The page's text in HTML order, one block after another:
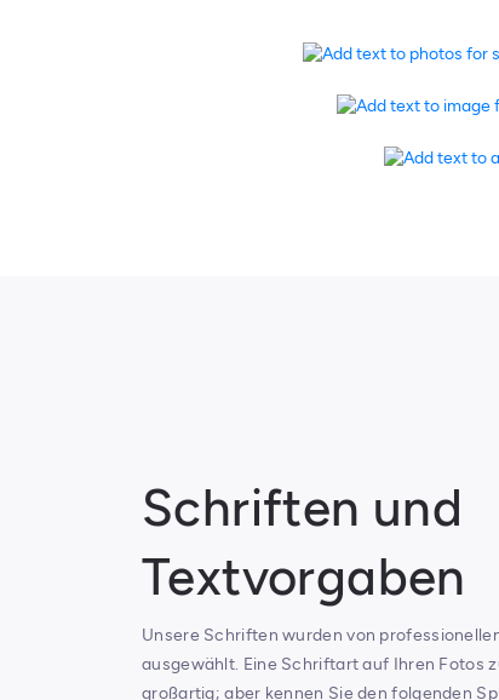
Schriften und
Textvorgaben
Unsere Schriften wurden von
ausgewählt. Eine Schriftart auf Ihren Fotos
großartig; aber kennen Sie den folgenden